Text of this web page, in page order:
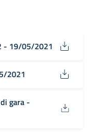
- 19/05/2021
2021
gara -